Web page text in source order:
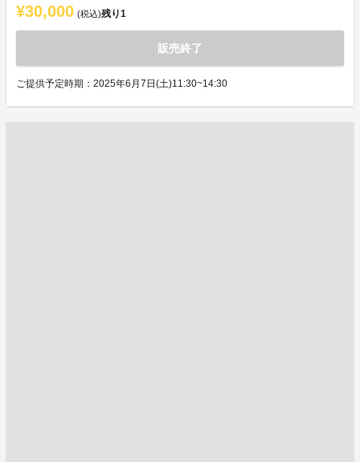
¥30,000 (税込)残り1
販売終了
ご提供予定時期：2025年6月7日(土)11:30~14:30